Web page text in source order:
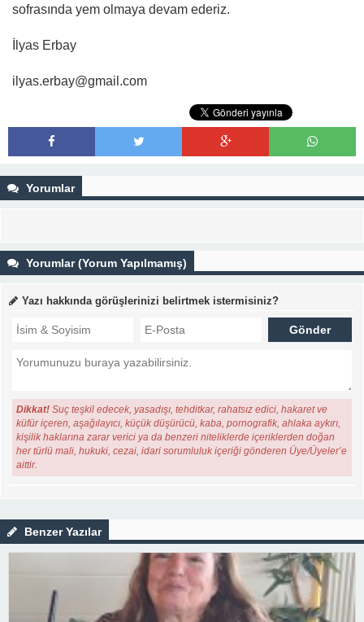
sofrasında yem olmaya devam ederiz.
İlyas Erbay
ilyas.erbay@gmail.com
Yorumlar
Yorumlar (Yorum Yapılmamış)
Yazı hakkında görüşlerinizi belirtmek istermisiniz?
Dikkat! Suç teşkil edecek, yasadışı, tehditkar, rahatsız edici, hakaret ve
küfür içeren, aşağılayıcı, küçük düşürücü, kaba, pornografik, ahlaka aykırı,
kişilik haklarına zarar verici ya da benzeri niteliklerde içeriklerden doğan
her türlü mali, hukuki, cezai, idari sorumluluk içeriği gönderen Üye/Üyeler’e
aittir.
Benzer Yazılar